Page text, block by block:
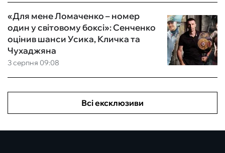
3 серпня 09:08
«Для мене Ломаченко – номер
один у світовому боксі»: Сенченко
оцінив шанси Усика, Кличка та
Чухаджяна
Всі ексклюзиви